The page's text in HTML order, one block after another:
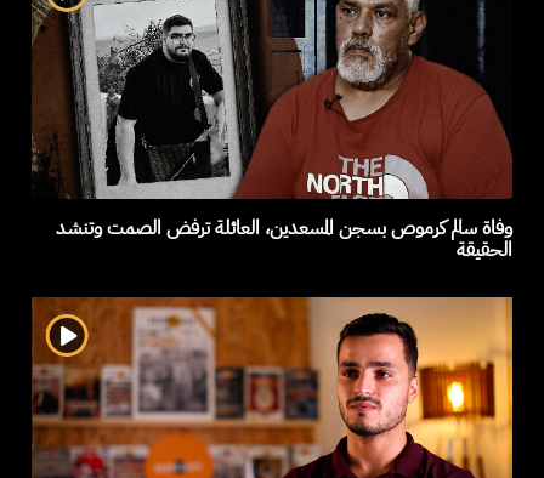
وفاة سالم كرموص بسجن المسعدين، العائلة ترفض الصمت وتنشد
الحقيقة